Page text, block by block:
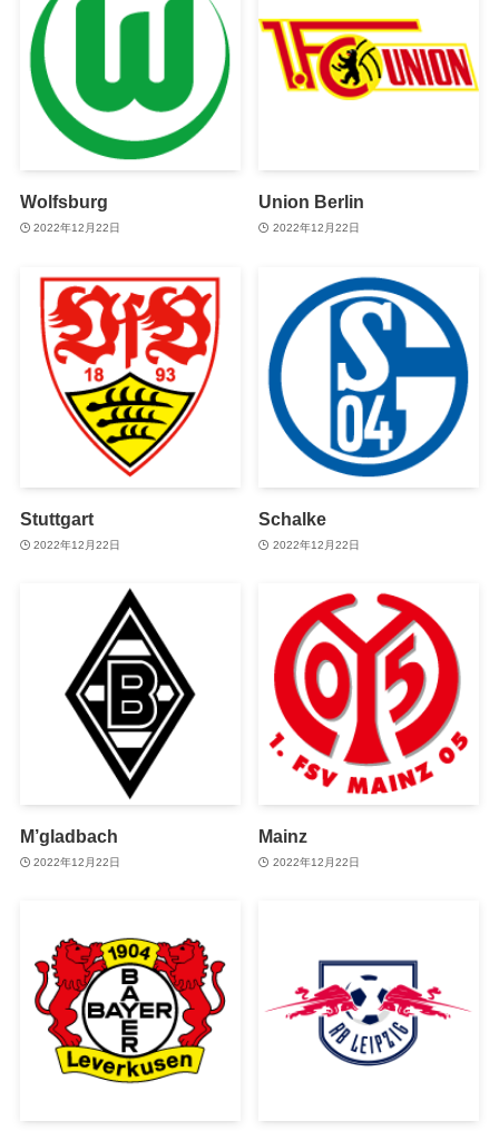
Wolfsburg
2022年12月22日
Union Berlin
2022年12月22日
Stuttgart
2022年12月22日
Schalke
2022年12月22日
M’gladbach
2022年12月22日
Mainz
2022年12月22日